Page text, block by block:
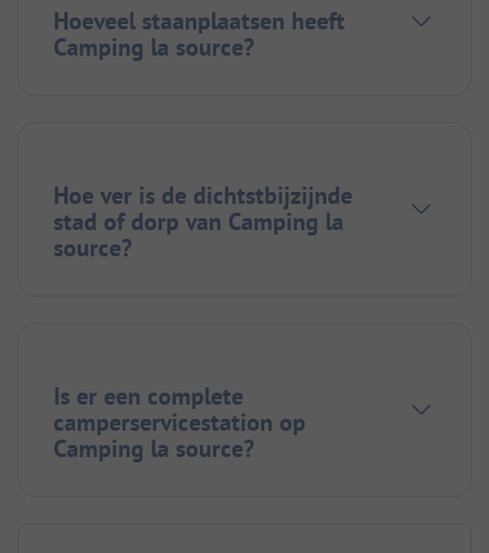
Hoeveel staanplaatsen heeft
Camping la source?
Hoe ver is de dichtstbijzijnde
stad of dorp van Camping la
source?
Is er een complete
camperservicestation op
Camping la source?